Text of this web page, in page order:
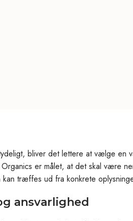
bliver det lettere at vælge en
er målet, at det skal være
træffes ud fra konkrete
ansvarlighed